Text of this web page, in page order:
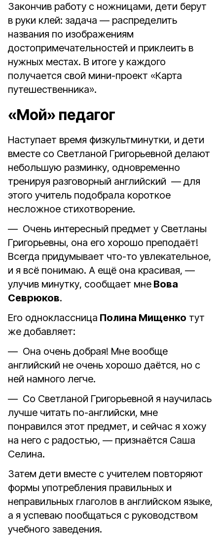
Закончив работу с ножницами, дети берут
в руки клей: задача — распределить
названия по изображениям
достопримечательностей и приклеить в
нужных местах. В итоге у каждого
получается свой мини-проект «Карта
путешественника».
«Мой» педагог
Наступает время физкультминутки, и дети
вместе со Светланой Григорьевной делают
небольшую разминку, одновременно
тренируя разговорный английский — для
этого учитель подобрала короткое
несложное стихотворение.
— Очень интересный предмет у Светланы
Григорьевны, она его хорошо преподаёт!
Всегда придумывает что-то увлекательное,
и я всё понимаю. А ещё она красивая, —
улучив минутку, сообщает мне Вова
Севрюков.
Его одноклассница Полина Мищенко тут
же добавляет:
— Она очень добрая! Мне вообще
английский не очень хорошо даётся, но с
ней намного легче.
— Со Светланой Григорьевной я научилась
лучше читать по-английски, мне
понравился этот предмет, и сейчас я хожу
на него с радостью, — признаётся Саша
Селина.
Затем дети вместе с учителем повторяют
формы употребления правильных и
неправильных глаголов в английском языке,
а я успеваю пообщаться с руководством
учебного заведения.